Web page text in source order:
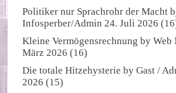
Politiker nur Sprachrohr der Macht
Infosperber/Admin 24. Juli 2026
Kleine Vermögensrechnung byWeb
März 2026 (16)
Die totale Hitzehysterie byGast /
2026 (15)